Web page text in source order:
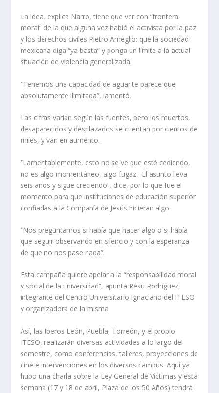
La idea, explica Narro, tiene que ver con “frontera
moral” de la que alguna vez habló el activista por la paz
y los derechos civiles Pietro Ameglio: que la sociedad
mexicana diga “ya basta” y ponga un límite a la actual
situación de violencia generalizada.
“Tenemos una capacidad de aguante parece que
absolutamente ilimitada”, lamentó.
Las cifras varían según las fuentes, pero los muertos,
desaparecidos y desplazados se cuentan por cientos de
miles, y van en aumento.
“Lamentablemente, esto no se ve que esté cediendo,
no es algo momentáneo, algo fugaz. El asunto lleva
seis años y sigue creciendo”, dice, por lo que fue el
momento para que instituciones de educación superior
confiadas a la Compañía de Jesús hicieran algo.
“Nos preguntamos si había que hacer algo o si había
que seguir observando en silencio y con la esperanza
de que no nos pase nada”.
Esta campaña quiere apelar a la “responsabilidad moral
y social de la universidad”, apunta Resu Rodríguez,
integrante del Centro Universitario Ignaciano del ITESO
y organizadora de la misma.
Así, las Iberos León, Puebla, Torreón, y el propio
ITESO, realizarán diversas actividades a lo largo del
semestre, como conferencias, talleres, proyecciones de
cine e intervenciones en los diversos campus. Aquí ya
hubo una charla sobre la Ley General de Víctimas y esta
semana (17 y 18 de abril, Plaza de los 50 Años) tendrá